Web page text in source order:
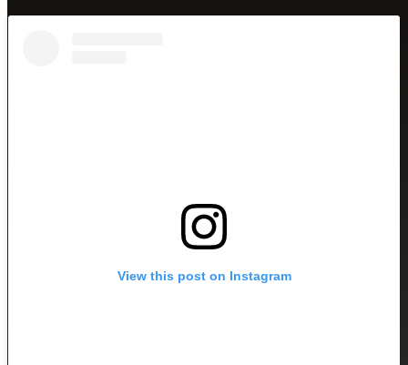
View this post on Instagram